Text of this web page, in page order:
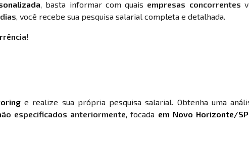
, basta informar com quais empresas concorrentes
, você recebe sua pesquisa salarial completa e detalhada.
e realize sua própria pesquisa salarial. Obtenha uma
especificados anteriormente , focada em Novo Horizonte/SP